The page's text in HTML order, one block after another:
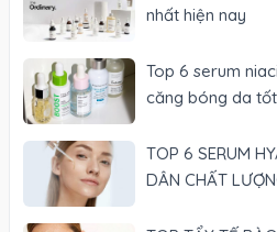
nhất hiện nay
Top 6 serum
căng bóng da
TOP 6 SERUM
DÂN CHẤT